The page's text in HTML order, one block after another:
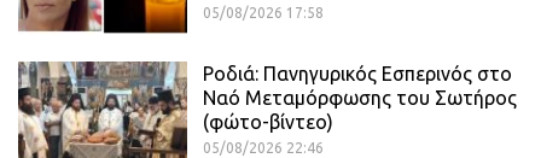
05/08/2026 17:58
Ροδιά: Πανηγυρικός Εσπερινός στο
Ναό Μεταμόρφωσης του Σωτήρος
(φώτο-βίντεο)
05/08/2026 22:46